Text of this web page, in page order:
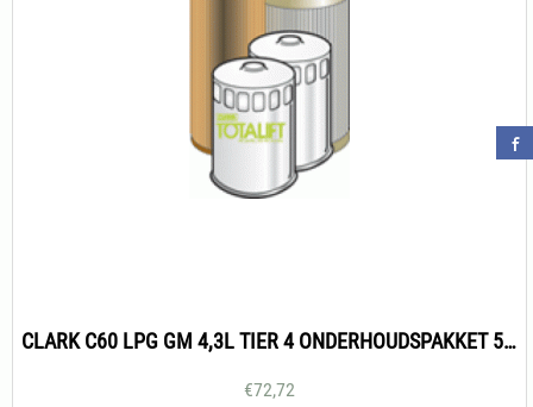
CLARK C60 LPG GM 4,3L TIER 4 ONDERHOUDSPAKKET 500H
€72,72